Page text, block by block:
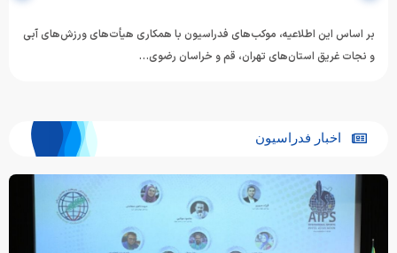
نمونه یکی از شناگران حاضر در…
اخبار فدراسیون